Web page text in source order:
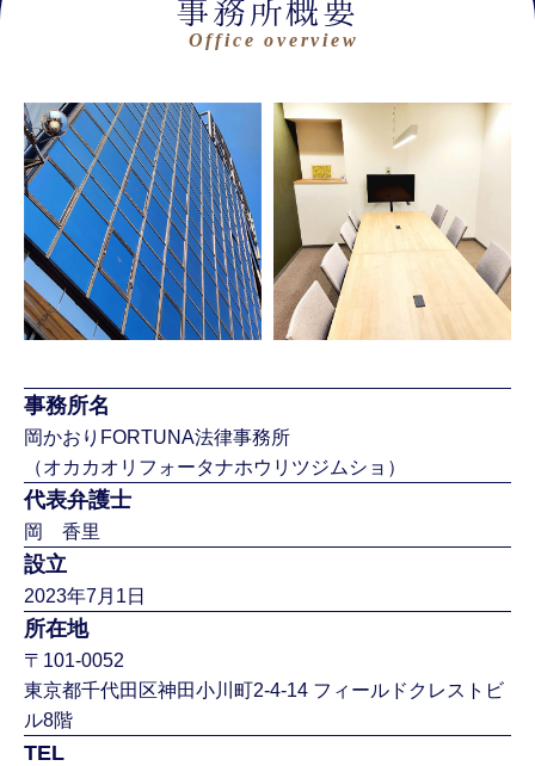
事務所名
岡かおりFORTUNA法律事務所
（オカカオリフォータナホウリツジムショ）
代表弁護士
岡 香里
設立
2023年7月1日
所在地
〒101-0052
東京都千代田区神田小川町2-4-14 フィールドクレストビ
ル8階
TEL